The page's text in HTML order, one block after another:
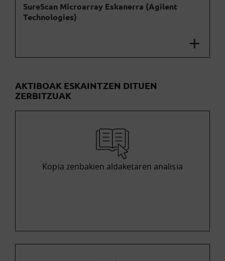
SureScan Microarray Eskanerra (Agilent
Technologies)
AKTIBOAK ESKAINTZEN DITUEN
ZERBITZUAK
Kopia zenbakien aldaketaren analisia